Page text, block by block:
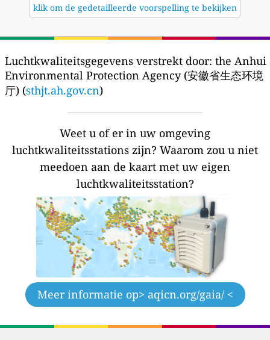
klik om de gedetailleerde voorspelling te bekijken
Luchtkwaliteitsgegevens verstrekt door: the Anhui
Environmental Protection Agency (安徽省生态环境
厅) (sthjt.ah.gov.cn)
Weet u of er in uw omgeving
luchtkwaliteitsstations zijn? Waarom zou u niet
meedoen aan de kaart met uw eigen
luchtkwaliteitsstation?
Meer informatie op> aqicn.org/gaia/ <